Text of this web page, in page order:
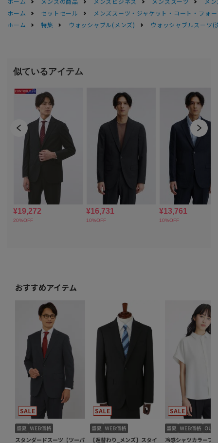
ホーム
セットセール
メンズスーツ・ジャケット・コート・フォ
ホーム
特集 ウォッシャブル(メンズ) ウォッシャブルスーツ(